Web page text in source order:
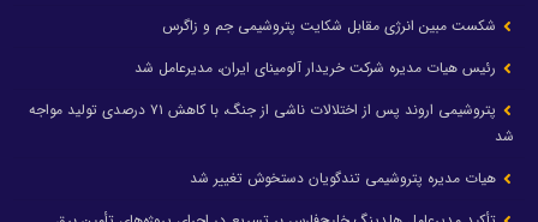
شکست مبین انرژی مقابل شکایت پتروشیمی جم و زاگرس
رئیس هیات مدیره شرکت خریدار آلومینای ایران، مدیرعامل شد
پتروشیمی اروند پس از اختلالات ناشی از جنگ، با کاهش ۷۱ درصدی تولید مواجه
شد
هیات مدیره پتروشیمی تندگویان دستخوش تغییر شد